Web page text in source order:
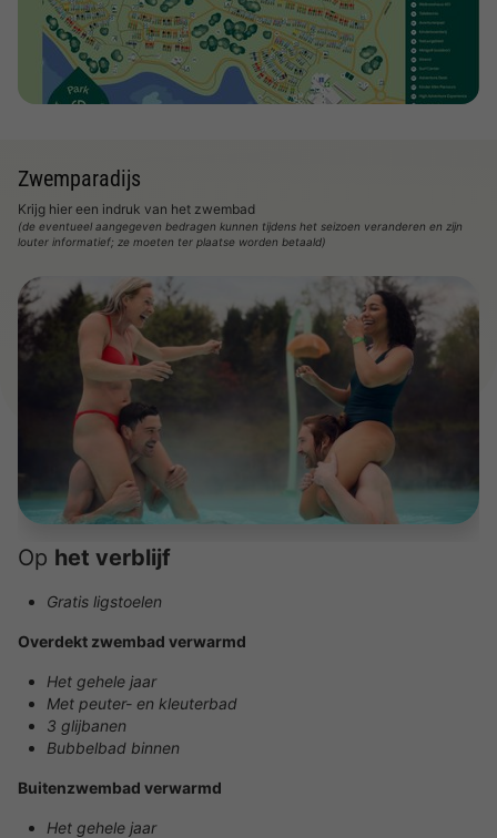
Zwemparadijs
Krijg hier een indruk van het zwembad
(de eventueel aangegeven bedragen kunnen tijdens het seizoen veranderen en zijn
louter informatief; ze moeten ter plaatse worden betaald)
Op het verblijf
Gratis ligstoelen
Overdekt zwembad verwarmd
Het gehele jaar
Met peuter- en kleuterbad
3 glijbanen
Bubbelbad binnen
Buitenzwembad verwarmd
Het gehele jaar